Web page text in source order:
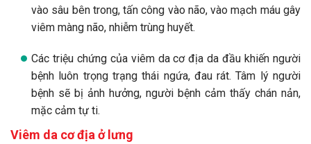
vào sâu bên trong, tấn công vào não, vào mạch máu gây
viêm màng não, nhiễm trùng huyết.
Các triệu chứng của viêm da cơ địa da đầu khiến người
bệnh luôn trọng trạng thái ngứa, đau rát. Tâm lý người
bệnh sẽ bị ảnh hưởng, người bệnh cảm thấy chán nản,
mặc cảm tự ti.
Viêm da cơ địa ở lưng